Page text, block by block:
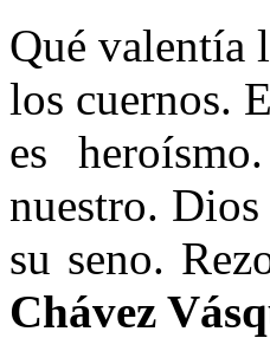
Qué valentía
los cuernos.
es
nuestro.
su seno.
Chávez